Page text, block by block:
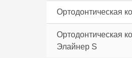
Ортодонтическая
Ортодонтическая
Элайнер S